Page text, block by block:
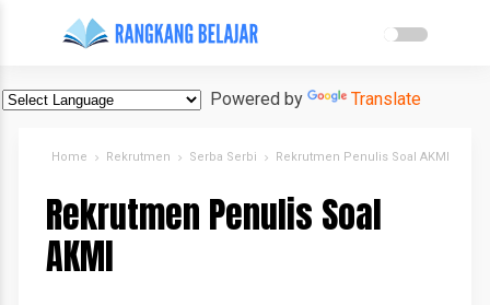
Powered by Translate
Home Rekrutmen Serba Serbi Rekrutmen Penulis Soal AKMI
Rekrutmen Penulis Soal
AKMI